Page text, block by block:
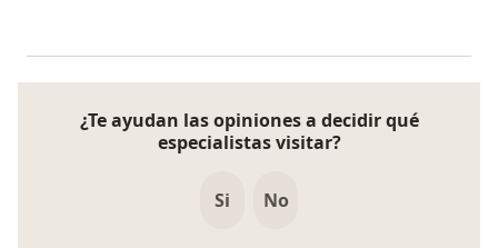
¿Te ayudan las opiniones a decidir qué
especialistas visitar?
Si No